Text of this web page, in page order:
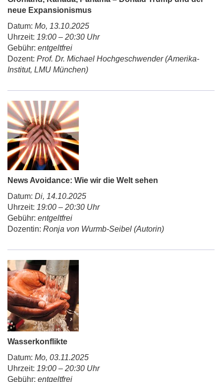
neue Expansionismus
Datum: Mo, 13.10.2025
Uhrzeit: 19:00 – 20:30 Uhr
Gebühr: entgeltfrei
Dozent: Prof. Dr. Michael Hochgeschwender (Amerika-
Institut, LMU München)
News Avoidance: Wie wir die Welt sehen
Datum: Di, 14.10.2025
Uhrzeit: 19:00 – 20:30 Uhr
Gebühr: entgeltfrei
Dozentin: Ronja von Wurmb-Seibel (Autorin)
Wasserkonflikte
Datum: Mo, 03.11.2025
Uhrzeit: 19:00 – 20:30 Uhr
Gebühr: entgeltfrei